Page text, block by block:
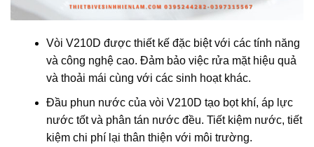
Vòi V210D được thiết kế đặc biệt với các tính năng
và công nghệ cao. Đảm bảo việc rửa mặt hiệu quả
và thoải mái cùng với các sinh hoạt khác.
Đầu phun nước của vòi V210D tạo bọt khí, áp lực
nước tốt và phân tán nước đều. Tiết kiệm nước, tiết
kiệm chi phí lại thân thiện với môi trường.